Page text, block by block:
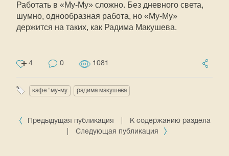
Работать в «Му-Му» сложно. Без дневного света,
шумно, однообразная работа, но «Му-Му»
держится на таких, как Радима Макушева.
4 0 1081
кафе "му-му радима макушева
Предыдущая публикация
К содержанию раздела
Следующая публикация